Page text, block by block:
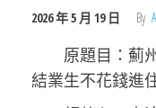
2026 年 5 月 19 日 By
原題目：薊
結業生不花錢進